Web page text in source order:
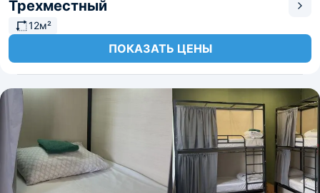
Трехместный
12м²
ПОКАЗАТЬ ЦЕНЫ